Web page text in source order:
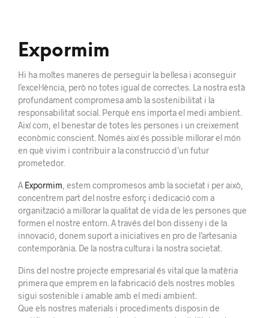
Expormim
Hi ha moltes maneres de perseguir la bellesa i aconseguir
l’excel·lència, però no totes igual de correctes. La nostra està
profundament compromesa amb la sostenibilitat i la
responsabilitat social. Perquè ens importa el medi ambient.
Així com, el benestar de totes les persones i un creixement
econòmic conscient. Només així és possible millorar el món
en què vivim i contribuir a la construcció d’un futur
prometedor.
A Expormim , estem compromesos amb la societat i per això,
concentrem part del nostre esforç i dedicació com a
organització a millorar la qualitat de vida de les persones que
formen el nostre entorn. A través del bon disseny i de la
innovació, donem suport a iniciatives en pro de l’artesania
contemporània. De la nostra cultura i la nostra societat.
Dins del nostre projecte empresarial és vital que la matèria
primera que emprem en la fabricació dels nostres mobles
sigui sostenible i amable amb el medi ambient.
Que els nostres materials i procediments disposin de